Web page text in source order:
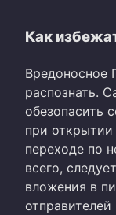
Как
Вредоносное
распознать.
обезопасить
при
переходе по
всего,
вложения в
отправителей